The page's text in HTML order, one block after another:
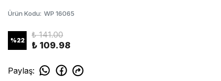
Ürün Kodu: WP 16065
%22
₺ 141.00
₺ 109.98
Paylaş: